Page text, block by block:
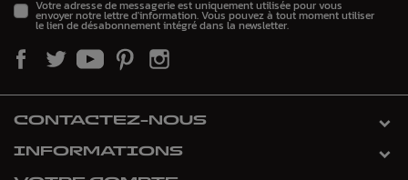
Votre adresse de messagerie est uniquement utilisée pour vous
envoyer notre lettre d'information. Vous pouvez à tout moment utiliser
le lien de désabonnement intégré dans la newsletter.
CONTACTEZ-NOUS
INFORMATIONS